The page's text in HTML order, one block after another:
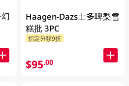
Haagen-Dazs士多啤梨雪
糕批 3PC
指定分類9折
$95.00